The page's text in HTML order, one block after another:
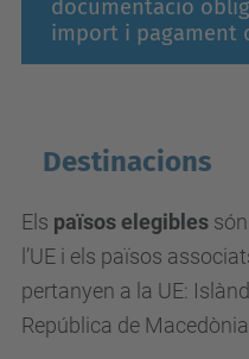
documentació
import i pagament
Destinacions
Els països elegibles
l’UE i els països
pertanyen a la UE:
República de